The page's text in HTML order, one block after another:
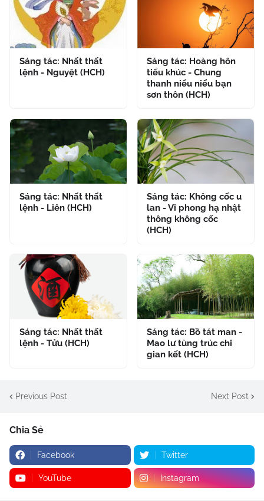
Sáng tác: Nhất thất
lệnh - Nguyệt (HCH)
Sáng tác: Hoàng hôn
tiểu khúc - Chung
thanh niểu niểu bạn
sơn thôn (HCH)
Sáng tác: Nhất thất
lệnh - Liên (HCH)
Sáng tác: Không cốc u
lan - Vi phong hạ nhật
thông không cốc
(HCH)
Sáng tác: Nhất thất
lệnh - Tửu (HCH)
Sáng tác: Bồ tát man -
Mao lư tùng trúc chi
gian kết (HCH)
Previous Post Next Post
Chia Sẻ
Facebook Twitter
YouTube Instagram